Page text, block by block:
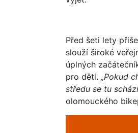
Před šeti lety
slouží široké
úplných
pro děti. „Pokud
středu se tu
olomouckého